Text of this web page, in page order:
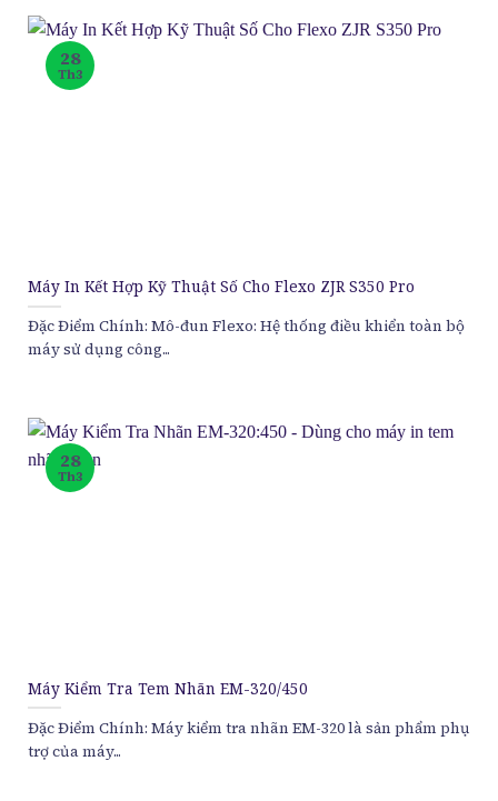
Máy In Kết Hợp Kỹ Thuật Số Cho Flexo ZJR S350 Pro
Đặc Điểm Chính: Mô-đun Flexo: Hệ thống điều khiển toàn bộ
máy sử dụng công...
28
Th3
Máy Kiểm Tra Tem Nhãn EM-320/450
Đặc Điểm Chính: Máy kiểm tra nhãn EM-320 là sản phẩm phụ
trợ của máy...
28
Th3